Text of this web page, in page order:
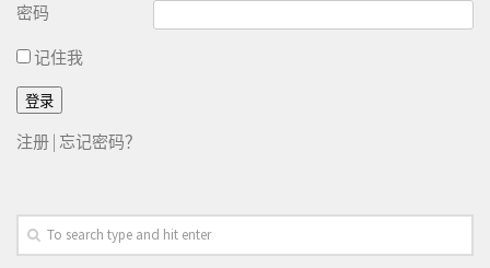
密码
记住我
注册 | 忘记密码？